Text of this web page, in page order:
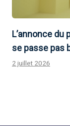
L’annonce du
se passe pas
2 juillet 2026